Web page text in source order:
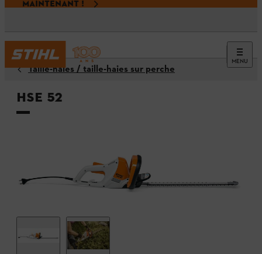
MAINTENANT !
MENU
Taille-haies / taille-haies sur perche
HSE 52